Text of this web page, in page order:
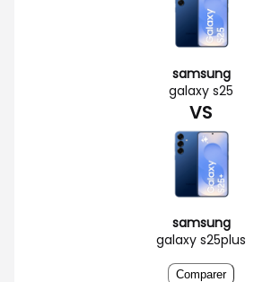
samsung
galaxy s25
VS
samsung
galaxy s25plus
Comparer